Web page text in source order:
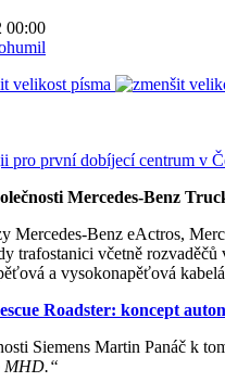
00:00
velikost písma
Mercedes-Benz
Mercedes-Benz eActros,
trafostanici včetně
a vysokonapěťová
Roadster: koncept
Siemens Martin Panáč k
MHD.“